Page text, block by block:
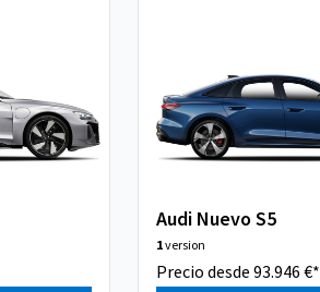
Audi Nuevo S5
1version
Precio desde 93.946 €*